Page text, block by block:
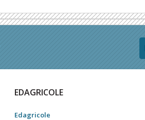
EDAGRICOLE
Edagricole